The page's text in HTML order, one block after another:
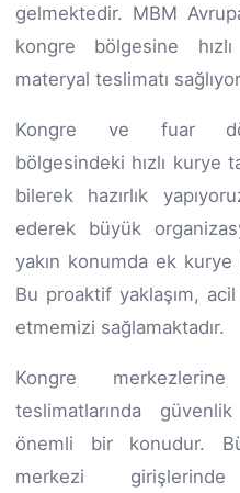
gelmektedir. MBM
kongre bölgesine
materyal teslimatı
Kongre ve fuar
bölgesindeki hızlı kurye
bilerek hazırlık
ederek büyük
yakın konumda ek
Bu proaktif yaklaşım,
etmemizi sağlamaktadır.
Kongre
teslimatlarında
önemli bir konudur.
merkezi